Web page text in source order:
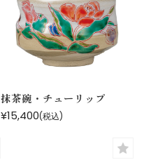
抹茶碗・チューリップ
¥15,400(税込)